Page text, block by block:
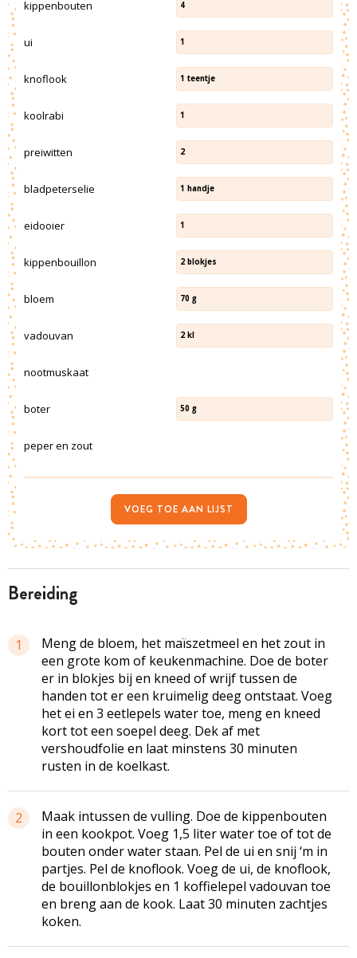
bereiding
1
Meng de bloem, het maïszetmeel en het zout in
een grote kom of keukenmachine. Doe de boter
er in blokjes bij en kneed of wrijf tussen de
handen tot er een kruimelig deeg ontstaat. Voeg
het ei en 3 eetlepels water toe, meng en kneed
kort tot een soepel deeg. Dek af met
vershoudfolie en laat minstens 30 minuten
rusten in de koelkast.
2
Maak intussen de vulling. Doe de kippenbouten
in een kookpot. Voeg 1,5 liter water toe of tot de
bouten onder water staan. Pel de ui en snij ‘m in
partjes. Pel de knoflook. Voeg de ui, de knoflook,
de bouillonblokjes en 1 koffielepel vadouvan toe
en breng aan de kook. Laat 30 minuten zachtjes
koken.
kippenbouten 4
ui 1
knoflook 1 teentje
koolrabi 1
preiwitten 2
bladpeterselie 1 handje
eidooier 1
kippenbouillon 2 blokjes
bloem 70 g
vadouvan 2 kl
nootmuskaat
boter 50 g
peper en zout
VOEG TOE AAN LIJST